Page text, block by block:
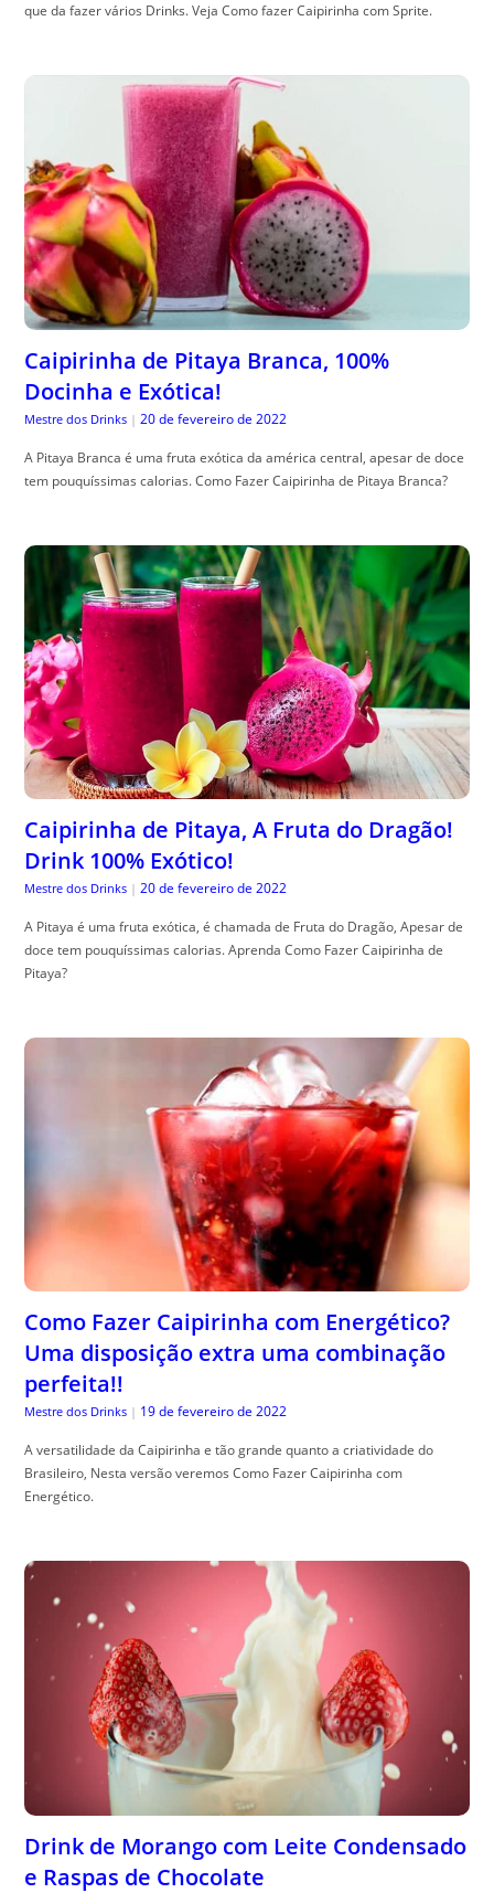
que da fazer vários Drinks. Veja Como fazer Caipirinha com Sprite.
Caipirinha de Pitaya Branca, 100%
Docinha e Exótica!
Mestre dos Drinks | 20 de fevereiro de 2022
A Pitaya Branca é uma fruta exótica da américa central, apesar de doce
tem pouquíssimas calorias. Como Fazer Caipirinha de Pitaya Branca?
Caipirinha de Pitaya, A Fruta do Dragão!
Drink 100% Exótico!
Mestre dos Drinks | 20 de fevereiro de 2022
A Pitaya é uma fruta exótica, é chamada de Fruta do Dragão, Apesar de
doce tem pouquíssimas calorias. Aprenda Como Fazer Caipirinha de
Pitaya?
Como Fazer Caipirinha com Energético?
Uma disposição extra uma combinação
perfeita!!
Mestre dos Drinks | 19 de fevereiro de 2022
A versatilidade da Caipirinha e tão grande quanto a criatividade do
Brasileiro, Nesta versão veremos Como Fazer Caipirinha com
Energético.
Drink de Morango com Leite Condensado
e Raspas de Chocolate